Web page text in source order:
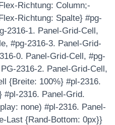
Richtung: Column;-
Richtung: Spalte} #pg-
2316-1. Panel-Grid-Cell,
#pg-2316-3. Panel-Grid-
0. Panel-Grid-Cell, #pg-
2316-2. Panel-Grid-Cell,
{Breite: 100%} #pl-2316.
#pl-2316. Panel-Grid.
none) #pl-2316. Panel-
Last {Rand-Bottom: 0px}}